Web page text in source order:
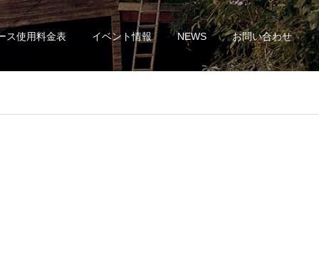
ス使用料金表 イベント情報 NEWS お問い合わせ